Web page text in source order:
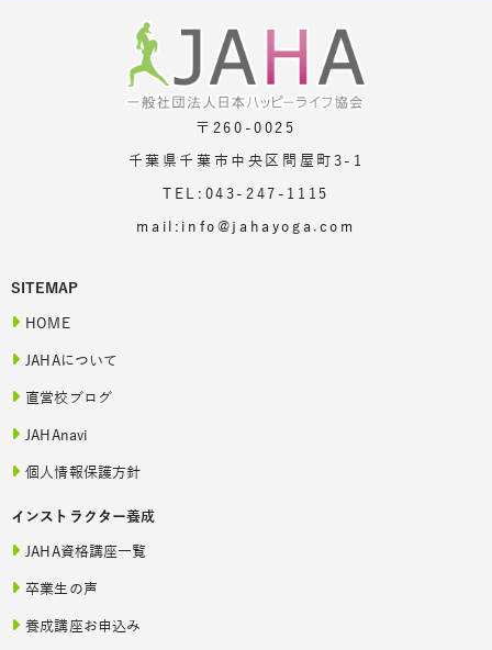
〒260-0025
千葉県千葉市中央区問屋町3-1
TEL:043-247-1115
mail:info@jahayoga.com
SITEMAP
HOME
JAHAについて
直営校ブログ
JAHAnavi
個人情報保護方針
インストラクター養成
JAHA資格講座一覧
卒業生の声
養成講座お申込み